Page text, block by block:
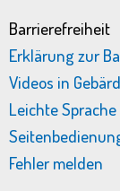
Barrierefreiheit
Erklärung zur
Videos in
Leichte Sprache
Fehler melden